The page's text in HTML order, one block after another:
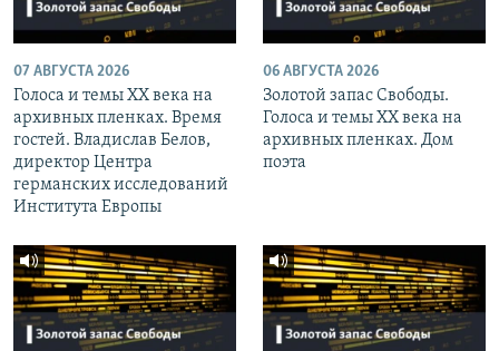
07 АВГУСТА 2026
Голоса и темы XX века на
архивных пленках. Время
гостей. Владислав Белов,
директор Центра
германских исследований
Института Европы
06 АВГУСТА 2026
Золотой запас Свободы.
Голоса и темы XX века на
архивных пленках. Дом
поэта